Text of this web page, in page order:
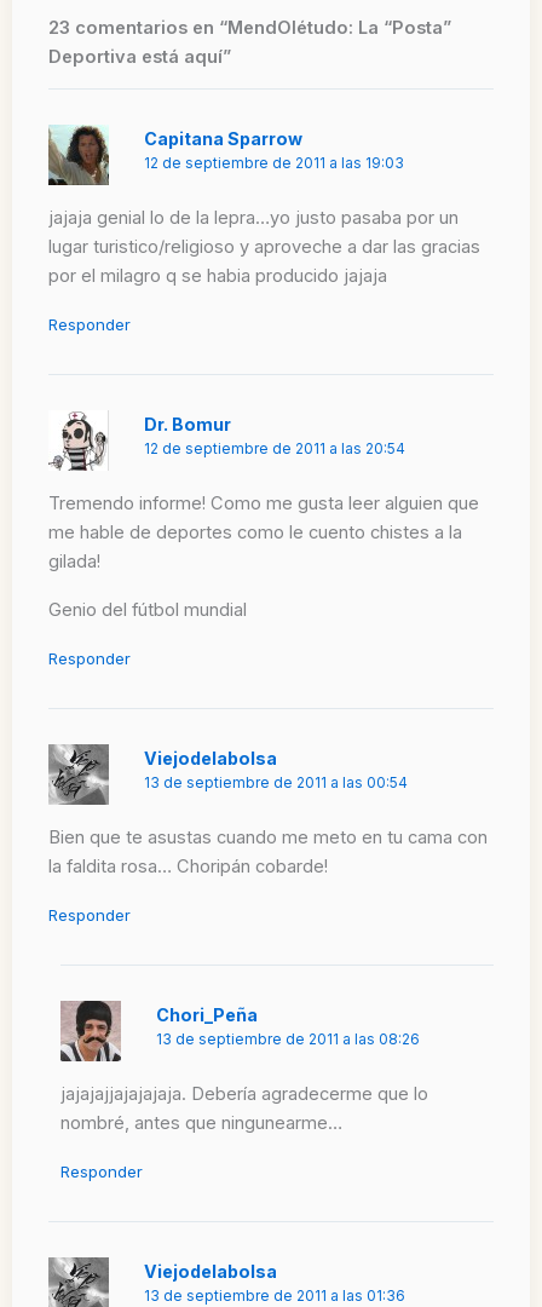
23 comentarios en “MendOlétudo: La “Posta”
Deportiva está aquí”
Capitana Sparrow
12 de septiembre de 2011 a las 19:03
jajaja genial lo de la lepra…yo justo pasaba por un
lugar turistico/religioso y aproveche a dar las gracias
por el milagro q se habia producido jajaja
Responder
Dr. Bomur
12 de septiembre de 2011 a las 20:54
Tremendo informe! Como me gusta leer alguien que
me hable de deportes como le cuento chistes a la
gilada!
Genio del fútbol mundial
Responder
Viejodelabolsa
13 de septiembre de 2011 a las 00:54
Bien que te asustas cuando me meto en tu cama con
la faldita rosa… Choripán cobarde!
Responder
Chori_Peña
13 de septiembre de 2011 a las 08:26
jajajajjajajajaja. Debería agradecerme que lo
nombré, antes que ningunearme…
Responder
Viejodelabolsa
13 de septiembre de 2011 a las 01:36